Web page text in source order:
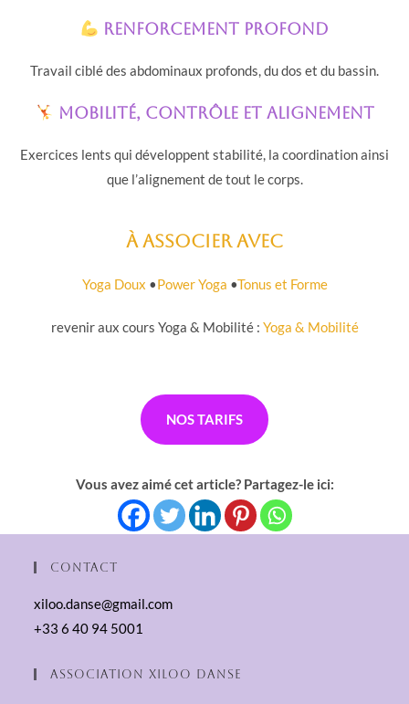
Renforcement profond
Travail ciblé des abdominaux profonds, du dos et du bassin.
Mobilité, contrôle et alignement
Exercices lents qui développent stabilité, la coordination ainsi
que l’alignement de tout le corps.
À associer avec
Yoga Doux •Power Yoga •Tonus et Forme
revenir aux cours Yoga & Mobilité : Yoga & Mobilité
NOS TARIFS
Vous avez aimé cet article? Partagez-le ici:
Contact
xiloo.danse@gmail.com
+33 6 40 94 5001
Association XilOO Danse